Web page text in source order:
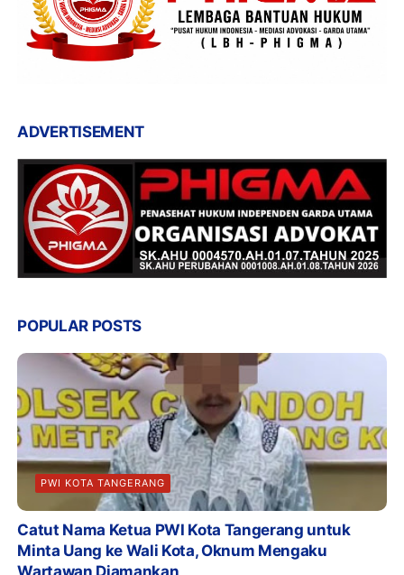
ADVERTISEMENT
POPULAR POSTS
PWI KOTA TANGERANG
Catut Nama Ketua PWI Kota Tangerang untuk
Minta Uang ke Wali Kota, Oknum Mengaku
Wartawan Diamankan